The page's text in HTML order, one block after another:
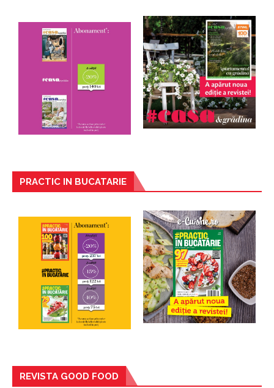
PRACTIC IN BUCATARIE
REVISTA GOOD FOOD